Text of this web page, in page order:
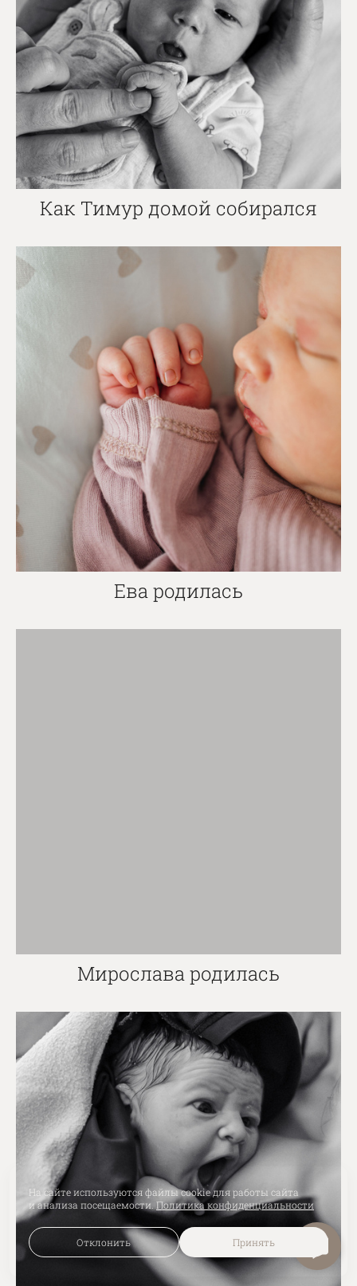
Как Тимур домой собирался
Ева родилась
Мирослава родилась
На сайте используются файлы cookie для работы сайта
и анализа посещаемости. Политика конфиденциальности
Отклонить Принять